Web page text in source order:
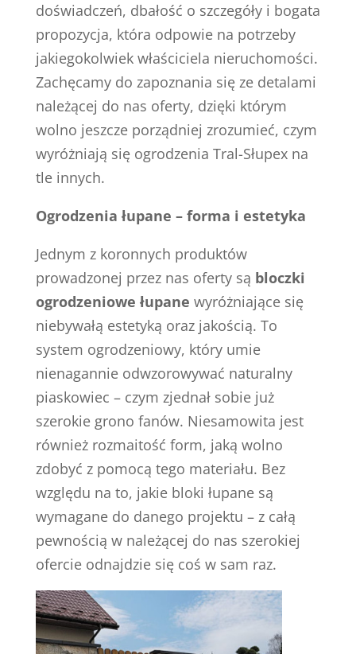
doświadczeń, dbałość o szczegóły i bogata
propozycja, która odpowie na potrzeby
jakiegokolwiek właściciela nieruchomości.
Zachęcamy do zapoznania się ze detalami
należącej do nas oferty, dzięki którym
wolno jeszcze porządniej zrozumieć, czym
wyróżniają się ogrodzenia Tral-Słupex na
tle innych.
Ogrodzenia łupane – forma i estetyka
Jednym z koronnych produktów
prowadzonej przez nas oferty są bloczki
ogrodzeniowe łupane wyróżniające się
niebywałą estetyką oraz jakością. To
system ogrodzeniowy, który umie
nienagannie odwzorowywać naturalny
piaskowiec – czym zjednał sobie już
szerokie grono fanów. Niesamowita jest
również rozmaitość form, jaką wolno
zdobyć z pomocą tego materiału. Bez
względu na to, jakie bloki łupane są
wymagane do danego projektu – z całą
pewnością w należącej do nas szerokiej
ofercie odnajdzie się coś w sam raz.